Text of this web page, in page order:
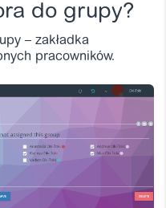
do grupy?
– zakładka
pracowników.